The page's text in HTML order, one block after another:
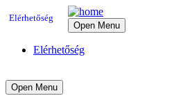
Elérhetőség
Open Menu
Elérhetőség
Open Menu